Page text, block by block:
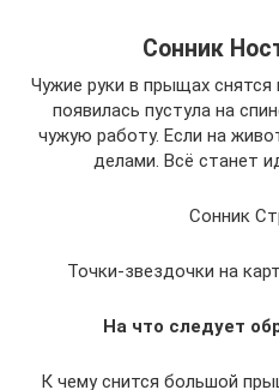
Сонник
Чужие руки в прыщах
появилась пустула на
чужую работу. Если на
делами. Всё станет
Сонник
Точки-звездочки на
На что следует
К чему снится большой